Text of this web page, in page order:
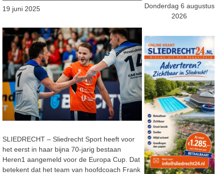
19 juni 2025
SLIEDRECHT – Sliedrecht Sport heeft voor
het eerst in haar bijna 70-jarig bestaan
Heren1 aangemeld voor de Europa Cup. Dat
betekent dat het team van hoofdcoach Frank
Donderdag 6 augustus
2026